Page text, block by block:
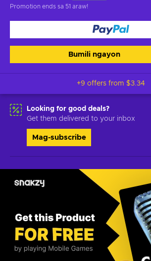
Promotion ends sa 51 araw!
Bumili ngayon
+9 offers from $3.34
Looking for good deals?
Get them delivered to your inbox
Mag-subscribe